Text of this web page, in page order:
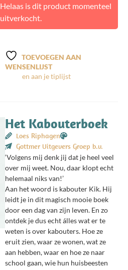
Helaas is dit product momenteel
uitverkocht.
TOEVOEGEN AAN
WENSENLIJST
Het Kabouterboek
Loes Riphagen
Gottmer Uitgevers Groep b.v.
‘Volgens mij denk jij dat je heel veel
over mij weet. Nou, daar klopt echt
helemaal niks van!’
Aan het woord is kabouter Kik. Hij
leidt je in dit magisch mooie boek
door een dag van zijn leven. En zo
ontdek je dus echt álles wat er te
weten is over kabouters. Hoe ze
eruit zien, waar ze wonen, wat ze
aan hebben, waar en hoe ze naar
school gaan, wie hun huisbeesten